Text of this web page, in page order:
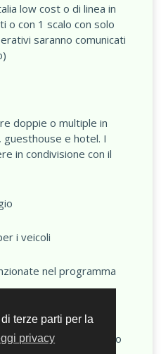
terze parti per la
privacy
low cost o di linea in
o con 1 scalo con solo
saranno comunicati
doppie o multiple in
e hotel. I
in condivisione con il
i veicoli
nel programma
sanitaria e bagaglio